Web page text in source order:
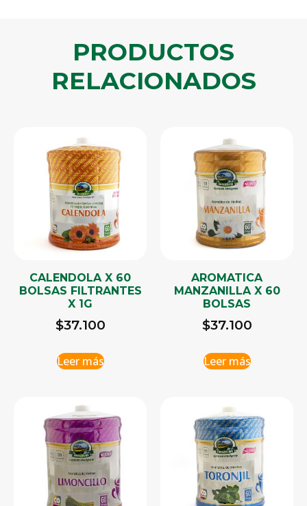
PRODUCTOS
RELACIONADOS
CALENDOLA X 60
BOLSAS FILTRANTES
X 1G
$37.100
Leer más
AROMATICA
MANZANILLA X 60
BOLSAS
$37.100
Leer más